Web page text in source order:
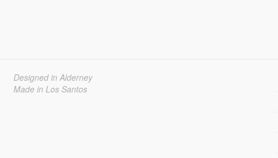
Designed in Alderney
Made in Los Santos